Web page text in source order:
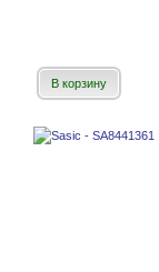
В корзину